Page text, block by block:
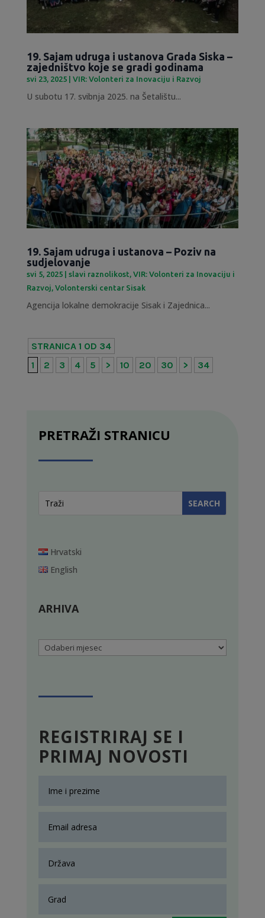
19. Sajam udruga i ustanova Grada Siska –
zajedništvo koje se gradi godinama
svi 23, 2025| VIR: Volonteri za Inovaciju i Razvoj
U subotu 17. svibnja 2025. na Šetalištu...
19. Sajam udruga i ustanova – Poziv na
sudjelovanje
svi 5, 2025| slavi raznolikost, VIR: Volonteri za Inovaciju i
Razvoj, Volonterski centar Sisak
Agencija lokalne demokracije Sisak i Zajednica...
STRANICA 1 OD 34
1
2 3 4 5 > 10 20 30 > 34
PRETRAŽI STRANICU
Hrvatski
English
ARHIVA
Arhiva
REGISTRIRAJ SE I
PRIMAJ NOVOSTI